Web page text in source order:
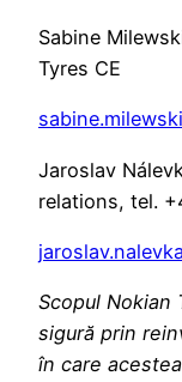
Sabine
Tyres CE
Jaroslav
relations, tel.
Scopul Nokian
sigură prin
în care